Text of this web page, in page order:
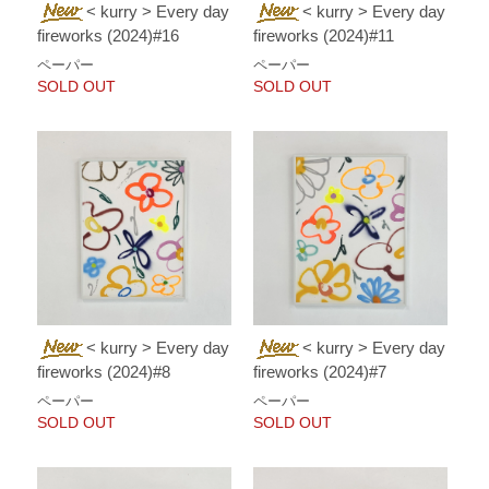
< kurry > Every day
fireworks (2024)#16
ペーパー
SOLD OUT
< kurry > Every day
fireworks (2024)#11
ペーパー
SOLD OUT
< kurry > Every day
fireworks (2024)#8
ペーパー
SOLD OUT
< kurry > Every day
fireworks (2024)#7
ペーパー
SOLD OUT